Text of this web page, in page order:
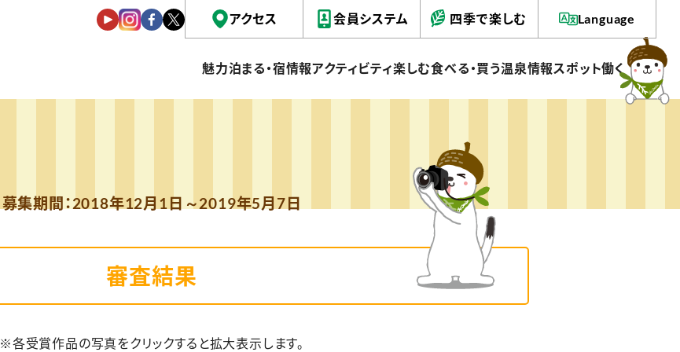
アクセス 会員システム 四季で楽しむ Language
魅力泊まる・宿情報アクティビティ楽しむ食べる・買う温泉情報スポット働く
募集期間：2018年12月1日～2019年5月7日
審査結果
※各受賞作品の写真をクリックすると拡大表示します。